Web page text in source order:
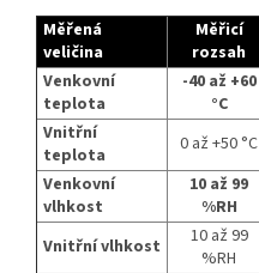
Měřená
veličina
Měřicí
rozsah
Venkovní
teplota
-40 až +60
°C
Vnitřní
teplota
0 až +50 °C
Venkovní
vlhkost
10 až 99
%RH
Vnitřní vlhkost
10 až 99
%RH